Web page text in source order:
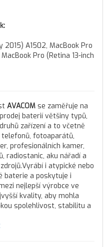
2015) A1502, MacBook Pro
Pro (Retina 13-inch
AVACOM se zaměřuje na
baterií většiny typů,
zařízení a to včetně
telefonů, fotoaparátů,
profesionálních kamer,
radiostanic, aku nářadí a
i atypické nebo
baterie a poskytuje i
nejlepší výrobce ve
kvality, aby mohla
spolehlivost, stabilitu a